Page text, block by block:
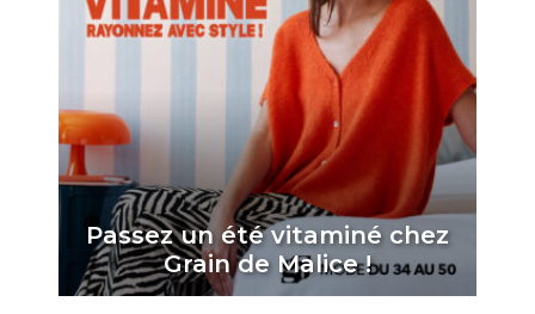
Passez un été vitaminé chez
Grain de Malice !